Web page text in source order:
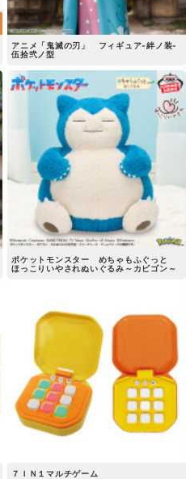
アニメ「鬼滅の刃」 フィギュア-絆ノ装-
伍拾弐ノ型
ポケットモンスター めちゃもふぐっと
ほっこりいやされぬいぐるみ～カビゴン～
７ＩＮ１マルチゲーム